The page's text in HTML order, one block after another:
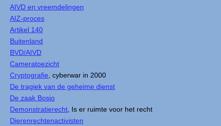
AIVD en vreemdelingen
AIZ-proces
Artikel 140
Buitenland
BVD/AIVD
Cameratoezicht
Cryptografie , cyberwar in 2000
De tragiek van de geheime dienst
De zaak Bosio
Demonstratierecht , Is er ruimte voor het recht
Dierenrechtenactivisten